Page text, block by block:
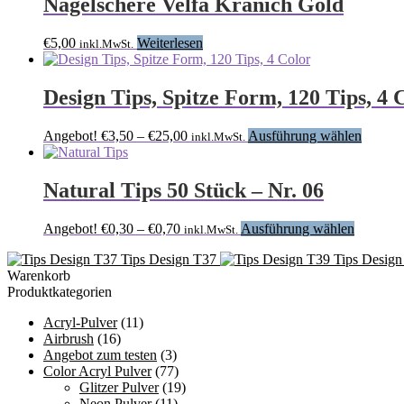
Nagelschere Velfa Kranich Gold
€5,00 inkl.MwSt. Weiterlesen
Design Tips, Spitze Form, 120 Tips, 4
Angebot! €3,50 – €25,00Preisspanne:
€25,00
inkl.MwSt. Ausführung wählen
können
Natural Tips 50 Stück – Nr. 06
Angebot! €0,30 – €0,70Preisspanne:
bis
inkl.MwSt. Ausführung wählen
weist
Tips Design T37
Tips
Warenkorb
Produktkategorien
Acryl-Pulver (11)
Airbrush (16)
Angebot zum testen (3)
Color Acryl Pulver (77)
Glitzer Pulver (19)